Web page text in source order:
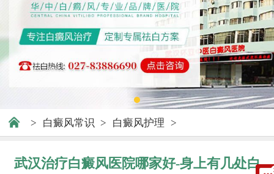
> 白癜风常识 > 白癜风护理 >
武汉治疗白癜风医院哪家好-身上有几处白